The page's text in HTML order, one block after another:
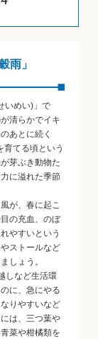
雨」
いめい)」で
清らかでイキ
あとに続く
育てる頃という
芽ぶき動物た
に溢れた季節
が、春に起こ
の充血、のぼ
やすいという
ストールなど
しょう。
しなど生活環
に、急にやる
りやすいなど
は、三つ葉や
菜や柑橘類を